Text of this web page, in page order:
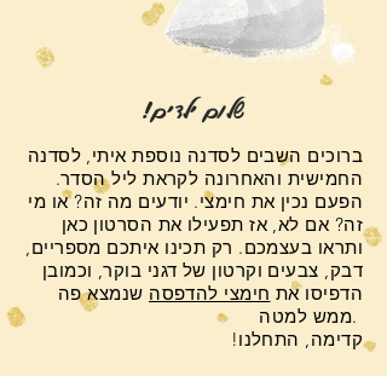
!שלום ילדים
ברוכים השבים לסדנה נוספת איתי, לסדנה
החמישית והאחרונה לקראת ליל הסדר.
הפעם נכין את חימצי. יודעים מה זה? או מי
זה? אם לא, אז תפעילו את הסרטון כאן
ותראו בעצמכם. רק תכינו איתכם מספריים,
דבק, צבעים וקרטון של דגני בוקר, וכמובן
הדפיסו את חימצי להדפסה שנמצא פה
ממש למטה.
!קדימה, התחלנו